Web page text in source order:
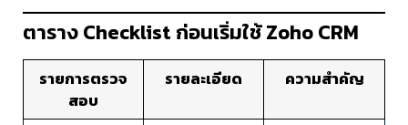
ตาราง Checklist ก่อนเริ่มใช้ Zoho CRM
รายการตรวจ
สอบ
รายละเอียด ความสำคัญ